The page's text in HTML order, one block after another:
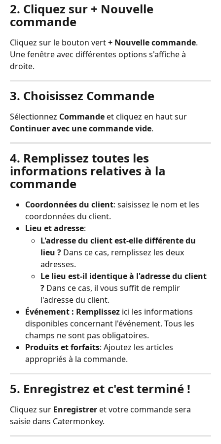
2. Cliquez sur + Nouvelle
commande
Cliquez sur le bouton vert + Nouvelle commande.
Une fenêtre avec différentes options s'affiche à
droite.
3. Choisissez Commande
Sélectionnez Commande et cliquez en haut sur
Continuer avec une commande vide.
4. Remplissez toutes les
informations relatives à la
commande
Coordonnées du client: saisissez le nom et les
coordonnées du client.
Lieu et adresse:
L'adresse du client est-elle différente du
lieu ? Dans ce cas, remplissez les deux
adresses.
Le lieu est-il identique à l'adresse du client
? Dans ce cas, il vous suffit de remplir
l'adresse du client.
Événement : Remplissez ici les informations
disponibles concernant l'événement. Tous les
champs ne sont pas obligatoires.
Produits et forfaits: Ajoutez les articles
appropriés à la commande.
5. Enregistrez et c'est terminé !
Cliquez sur Enregistrer et votre commande sera
saisie dans Catermonkey.